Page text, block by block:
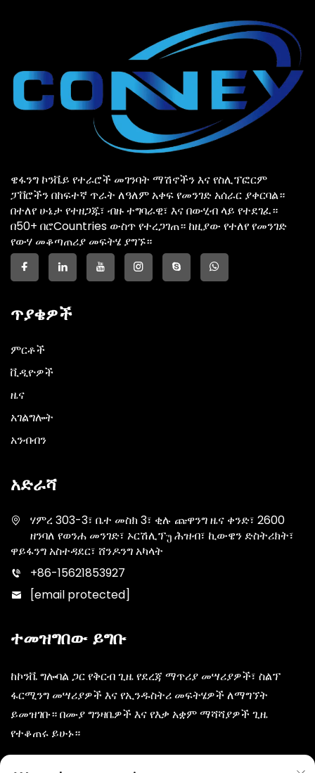
ዌፋንግ ኮንቬይ የተራሮች መገንባት ማሽኖችን እና የስሊፕፎርም
ፓቨሮችን በከፍተኛ ጥራት ለዓለም አቀፍ የመንገድ አሰራር ያቀርባል።
በተለየ ሁኔታ የተዘጋጁ፣ ብዙ ተግባራዊ፣ እና በውሂብ ላይ የተደገፈ።
በ50+ በሮCountries ውስጥ የተረጋገጠ። ከዚያው የተለየ የመንገድ
የውሃ መቆጣጠሪያ መፍትሄ ያግኙ።
ጥያቄዎች
ምርቶች
ቪዲዮዎች
ዜና
አገልግሎት
አንብብን
አድራሻ
ሃምረ 303-3፣ ቤተ መስክ 3፣ ቂሉ ጩዋንግ ዜና ቀንድ፣ 2600
ዘንባለ የወንሐ መንገድ፣ ኦርሽሊፕუ ሕዝብ፣ ኪውዌን ድስትሪክት፣
ዋይፋንግ አስተዳደር፣ ሸንዶንግ አካላት
+86-15621853927
[email protected]
ተመዝግበው ይግቡ
ከኮንቬ ግሎባል ጋር የቅርብ ጊዜ የደረጃ ማጥሪያ መሣሪያዎች፣ ስልፕ
ፋርሚንግ መሣሪያዎች እና የኢንዱስትሪ መፍትሄዎች ለማግኘት
ይመዝገቡ። በሙያ ግንዛቤዎች እና የእቃ አቋም ማሻሻያዎች ጊዜ
የተቆጠሩ ይሁኑ።